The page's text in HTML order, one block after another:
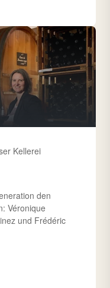
Kellerei
den
Véronique
und Frédéric